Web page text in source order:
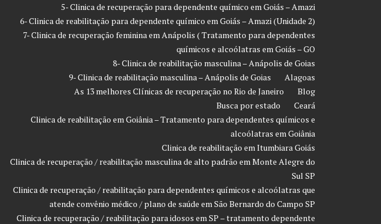
5- Clinica de recuperação para dependente químico em Goiás – Amazi
6- Clinica de reabilitação para dependente químico em Goiás – Amazi (Unidade 2)
7- Clinica de recuperação feminina em Anápolis ( Tratamento para dependentes
químicos e alcoólatras em Goiás – GO
8- Clinica de reabilitação masculina – Anápolis de Goias
9- Clinica de reabilitação masculina – Anápolis de Goias
Alagoas
As 13 melhores Clínicas de recuperação no Rio de Janeiro
Blog
Busca por estado
Ceará
Clinica de reabilitação em Goiânia – Tratamento para dependentes químicos e
alcoólatras em Goiânia
Clinica de reabilitação em Itumbiara Goiás
Clinica de recuperação / reabilitação masculina de alto padrão em Monte Alegre do
Sul SP
Clinica de recuperação / reabilitação para dependentes químicos e alcoólatras que
atende convênio médico / plano de saúde em São Bernardo do Campo SP
Clinica de recuperação / reabilitação para idosos em SP – tratamento dependente